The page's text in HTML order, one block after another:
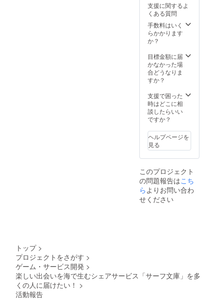
ご希望
の方は
個別に
ご相談
開催の
日程等
に関し
連絡を
して調
整をさ
せてい
ます。
途、交
通費や
昼食(夕
飯)代を
請求さ
ただく
ことが
ござい
ます。
おじさ
んの得
意なこ
ととし
下記が
ありま
すが
色々と
に乗れ
ると思
います
のでお
気軽に
WEB
サービ
をお書
きくだ
さい。
※サービ
ス開発
ては、
WEB
サービ
スでの
なりま
す。開
発の場
合は、
企画案
を寄せ
ていた
だき完
の日数
等を相
談しな
がら進
めてい
ムワー
ク
支援に関するよ
くある質問
手数料はいく
らかかります
か？
目標金額に届
かなかった場
合どうなりま
すか？
支援で困った
時はどこに相
談したらいい
ですか？
ヘルプページを
見る
このプロジェクト
の問題報告はこち
らよりお問い合わ
せください
トップ >
プロジェクトをさがす >
ゲーム・サービス開発 >
楽しい出会いを海で生むシェアサービス「サーフ文庫」を多
くの人に届けたい！ >
活動報告